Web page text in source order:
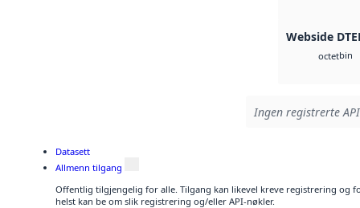
Webside
octetbin
Ingen registrerte
Datasett
Allmenn tilgang
Offentlig tilgjengelig for alle. Tilgang kan likevel kreve registrering og
helst kan be om slik registrering og/eller API-nøkler.